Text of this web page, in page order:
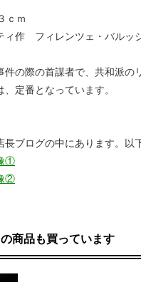
ｃｍ
ィ作 フィレンツェ・バル
の際の首謀者で、共和派の
、定番となっています。
ブログの中にあります。以
①
②
商品も買っています